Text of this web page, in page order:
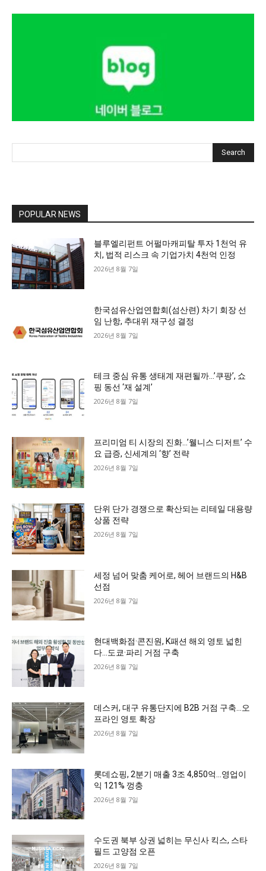
Search
POPULAR NEWS
블루엘리펀트 어펄마캐피탈 투자 1천억 유
치, 법적 리스크 속 기업가치 4천억 인정
2026년 8월 7일
한국섬유산업연합회(섬산련) 차기 회장 선
임 난항, 추대위 재구성 결정
2026년 8월 7일
테크 중심 유통 생태계 재편될까…’쿠팡’, 쇼
핑 동선 ‘재 설계’
2026년 8월 7일
프리미엄 티 시장의 진화…’웰니스 디저트’ 수
요 급증, 신세계의 ‘향’ 전략
2026년 8월 7일
단위 단가 경쟁으로 확산되는 리테일 대용량
상품 전략
2026년 8월 7일
세정 넘어 맞춤 케어로, 헤어 브랜드의 H&B
선점
2026년 8월 7일
현대백화점·콘진원, K패션 해외 영토 넓힌
다…도쿄·파리 거점 구축
2026년 8월 7일
데스커, 대구 유통단지에 B2B 거점 구축…오
프라인 영토 확장
2026년 8월 7일
롯데쇼핑, 2분기 매출 3조 4,850억…영업이
익 121% 껑충
2026년 8월 7일
수도권 북부 상권 넓히는 무신사 킥스, 스타
필드 고양점 오픈
2026년 8월 7일